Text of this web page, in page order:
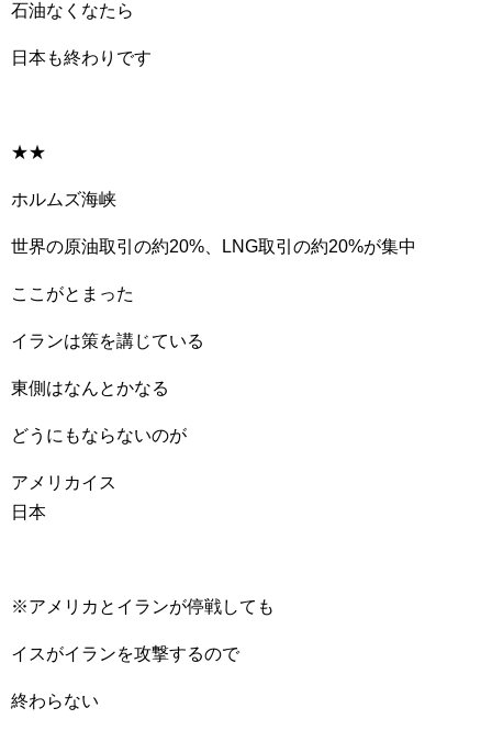
石油なくなたら
日本も終わりです
★★
ホルムズ海峡
世界の原油取引の約20%、LNG取引の約20%が集中
ここがとまった
イランは策を講じている
東側はなんとかなる
どうにもならないのが
アメリカイス
日本
※アメリカとイランが停戦しても
イスがイランを攻撃するので
終わらない